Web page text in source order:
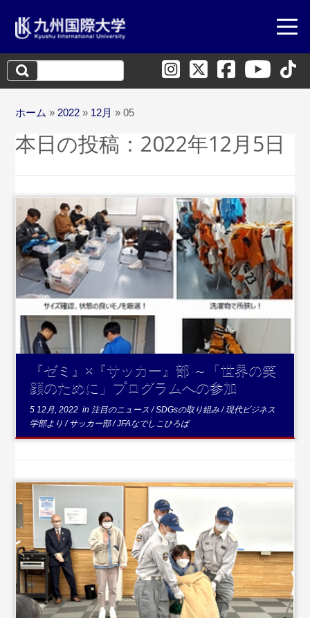
検
索:
ホーム » 2022 » 12月 » 05
本日の投稿： 2022年12月5日
...続
きを読む
『ゼミ』×『サッカー』部 ～「世界の笑
顔のために」プログラムへの参加
5 12月, 2022 in 注目のニュース/SDGsの取り組み/現代ビジネス
学部より/ サッカー部/JFAなでしこひろば
...続きを読む